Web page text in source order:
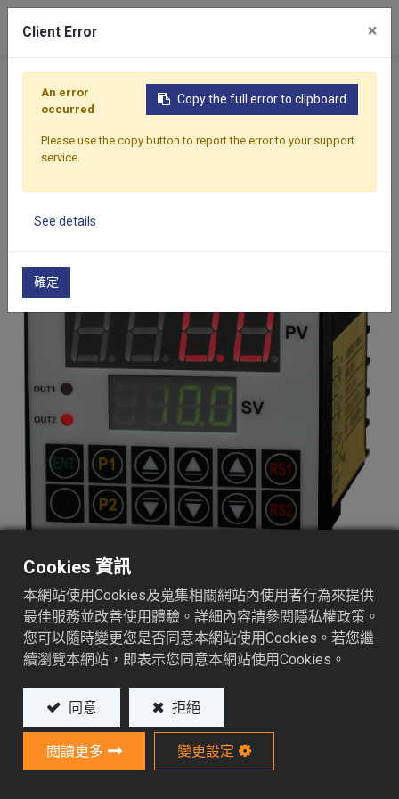
數位式馬達過載及泵浦空轉保護器 DRP-D
數位式馬達過載及泵浦空轉保護器
DRP-D
泵浦是流體系統中關鍵的部件，是系統中的心臟。
為了確保泵浦平穩運轉，DRP-D的主要功能是通過
監控泵浦的負載來保護泵浦。電流過高時保護馬達
Cookies 資訊
本網站使用Cookies及蒐集相關網站內使用者行為來提供
最佳服務並改善使用體驗。詳細內容請參閱隱私權政策。
您可以隨時變更您是否同意本網站使用Cookies。若您繼
續瀏覽本網站，即表示您同意本網站使用Cookies。
同意 拒絕
閱讀更多 變更設定
Client Error ×
Copy the full error to clipboard
An error
occurred
Please use the copy button to report the error to your support
service.
See details
確定